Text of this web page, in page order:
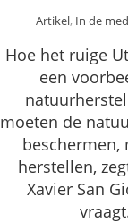
Artikel, In de
Hoe het ruige
een
moeten de
beschermen,
herstellen,
Xavier San